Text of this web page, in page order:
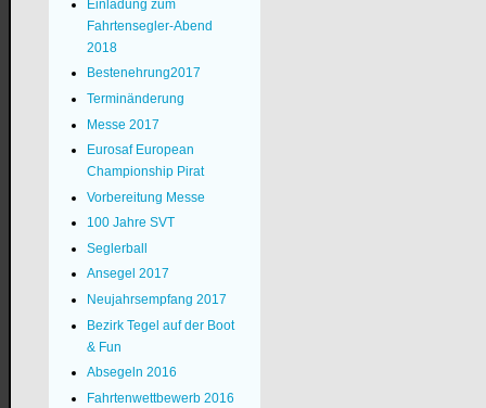
Einladung zum
Fahrtensegler-Abend
2018
Bestenehrung2017
Terminänderung
Messe 2017
Eurosaf European
Championship Pirat
Vorbereitung Messe
100 Jahre SVT
Seglerball
Ansegel 2017
Neujahrsempfang 2017
Bezirk Tegel auf der Boot
& Fun
Absegeln 2016
Fahrtenwettbewerb 2016